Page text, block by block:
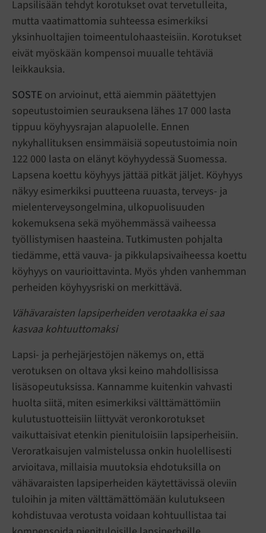
Lapsilisään tehdyt korotukset ovat tervetulleita,
mutta vaatimattomia suhteessa esimerkiksi
yksinhuoltajien toimeentulohaasteisiin. Korotukset
eivät myöskään kompensoi muualle tehtäviä
leikkauksia.
SOSTE on arvioinut, että aiemmin päätettyjen
sopeutustoimien seurauksena lähes 17 000 lasta
tippuu köyhyysrajan alapuolelle. Ennen
nykyhallituksen ensimmäisiä sopeutustoimia noin
122 000 lasta on elänyt köyhyydessä Suomessa.
Lapsena koettu köyhyys jättää pitkät jäljet. Köyhyys
näkyy esimerkiksi puutteena ruuasta, terveys- ja
mielenterveysongelmina, ulkopuolisuuden
kokemuksena sekä myöhemmässä vaiheessa
työllistymisen haasteina. Tutkimusten pohjalta
tiedämme, että vauva- ja pikkulapsivaiheessa koettu
köyhyys on vaurioittavinta. Myös yhden vanhemman
perheiden köyhyysriski on merkittävä.
Vähävaraisten lapsiperheiden verotaakka ei saa
kasvaa kohtuuttomaksi
Lapsi- ja perhejärjestöjen näkemys on, että
verotuksen on oltava yksi keino mahdollisissa
lisäsopeutuksissa. Kannamme kuitenkin vahvasti
huolta siitä, miten esimerkiksi välttämättömiin
kulutustuotteisiin liittyvät veronkorotukset
vaikuttaisivat etenkin pienituloisiin lapsiperheisiin.
Veroratkaisujen valmistelussa onkin huolellisesti
arvioitava, millaisia muutoksia ehdotuksilla on
vähävaraisten lapsiperheiden käytettävissä oleviin
tuloihin ja miten välttämättömään kulutukseen
kohdistuvaa verotusta voidaan kohtuullistaa tai